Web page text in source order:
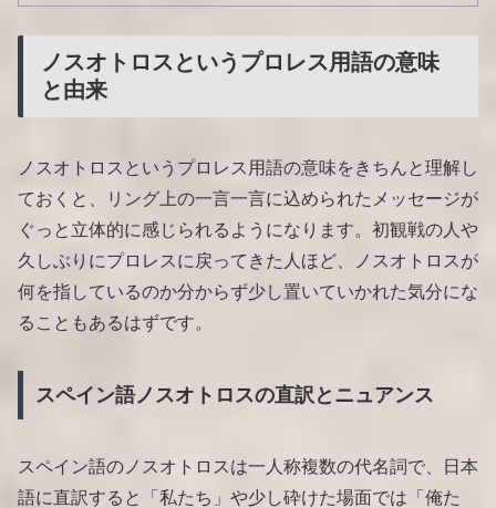
ノスオトロスというプロレス用語の意味
と由来
ノスオトロスというプロレス用語の意味をきちんと理解し
ておくと、リング上の一言一言に込められたメッセージが
ぐっと立体的に感じられるようになります。初観戦の人や
久しぶりにプロレスに戻ってきた人ほど、ノスオトロスが
何を指しているのか分からず少し置いていかれた気分にな
ることもあるはずです。
スペイン語ノスオトロスの直訳とニュアンス
スペイン語のノスオトロスは一人称複数の代名詞で、日本
語に直訳すると「私たち」や少し砕けた場面では「俺た